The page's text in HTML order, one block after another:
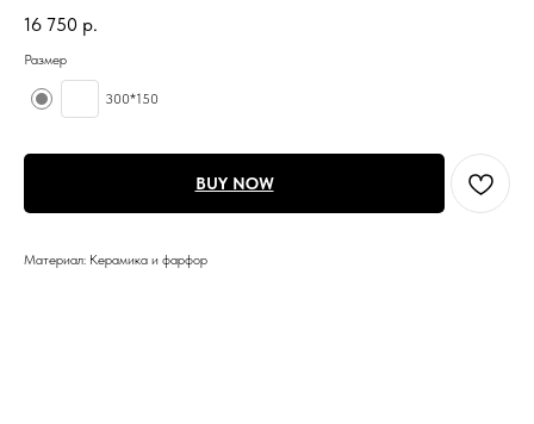
16 750 р.
Размер
300*150
BUY NOW
Материал: Керамика и фарфор